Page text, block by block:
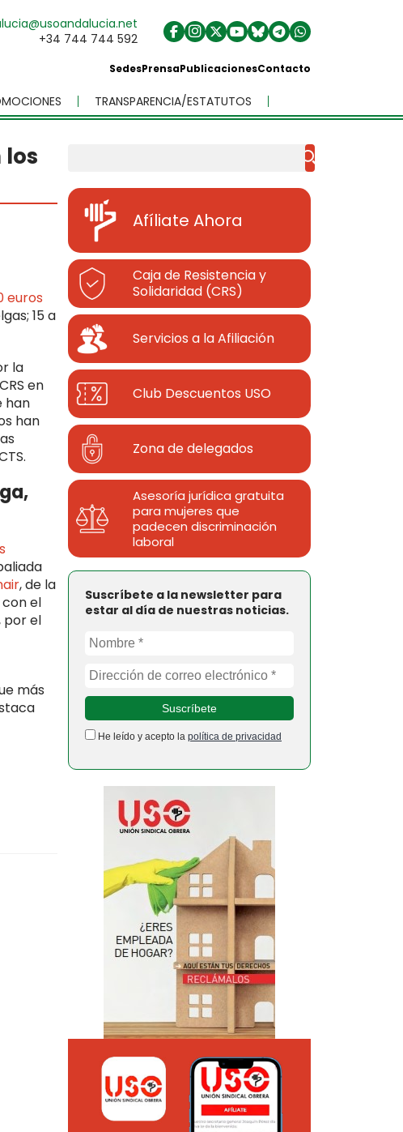
+34 744 744 592
SedesPrensaPublicacionesContacto
TRANSPARENCIA/ESTATUTOS
los
euros
15 a
la
en
han
han
, de la
con el
por el
más
Afíliate Ahora
Caja de Resistencia y
Solidaridad (CRS)
Servicios a la Afiliación
Club Descuentos USO
Zona de delegados
Asesoría jurídica gratuita
para mujeres que
padecen discriminación
laboral
Suscríbete a la newsletter para
estar al día de nuestras noticias.
He leído y acepto la política de privacidad